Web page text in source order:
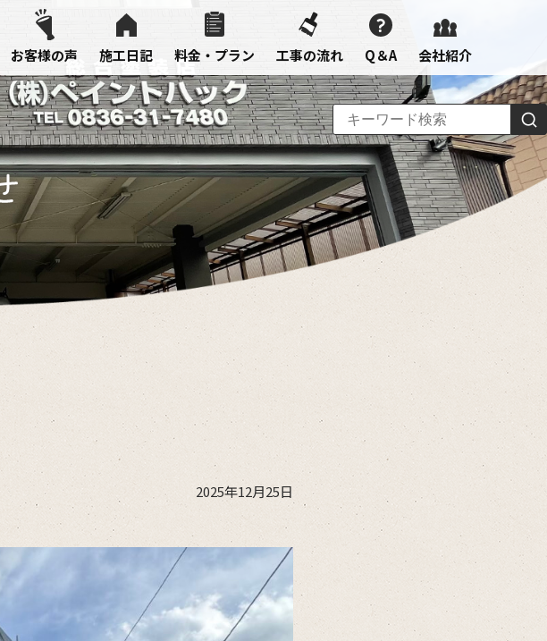
お客様の声 施工日記 料金・プラン 工事の流れ Q＆A 会社紹介
2025年12月25日